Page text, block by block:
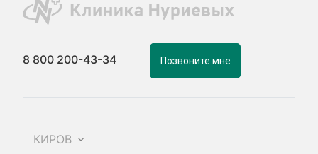
8 800 200-43-34 Позвоните мне
КИРОВ